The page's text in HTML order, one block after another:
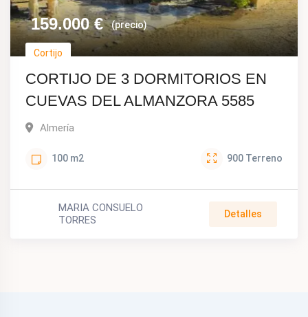
159.000€ (precio)
Cortijo
CORTIJO DE 3 DORMITORIOS EN
CUEVAS DEL ALMANZORA 5585
Almería
100 m2 900 Terreno
MARIA CONSUELO
TORRES
Detalles